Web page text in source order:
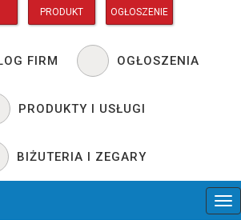
PRODUKT OGŁOSZENIE
FIRM OGŁOSZENIA
PRODUKTY I USŁUGI
BIŻUTERIA I ZEGARY